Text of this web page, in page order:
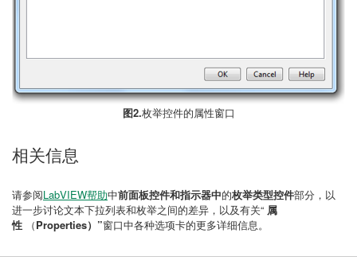
图2.枚举控件的属性窗口
相关信息
请参阅LabVIEW帮助中前面板控件和指示器中的枚举类型控件部分，以
进一步讨论文本下拉列表和枚举之间的差异，以及有关“ 属
性 （Properties） ”窗口中各种选项卡的更多详细信息。